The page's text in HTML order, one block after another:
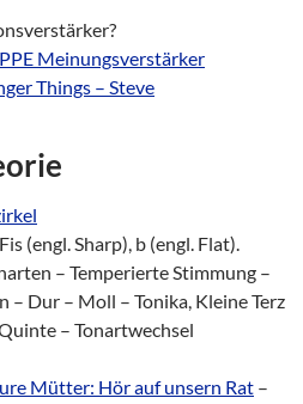
Meinungsverstärker
Things – Steve
(engl. Sharp), b (engl. Flat).
– Temperierte Stimmung –
– Dur – Moll – Tonika, Kleine Terz
– Tonartwechsel
Mütter: Hör auf unsern Rat –